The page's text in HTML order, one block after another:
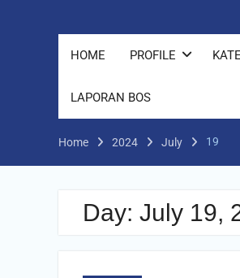
HOME PROFILE
LAPORAN BOS
Home 2024 July 19
Day: July 19,